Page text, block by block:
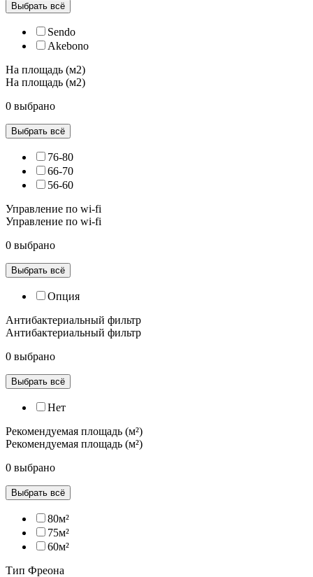
Выбрать всё
Sendo
Akebono
На площадь (м2)
На площадь (м2)
0 выбрано
Выбрать всё
76-80
66-70
56-60
Управление по wi-fi
Управление по wi-fi
0 выбрано
Выбрать всё
Опция
Антибактериальный фильтр
Антибактериальный фильтр
0 выбрано
Выбрать всё
Нет
Рекомендуемая площадь (м²)
Рекомендуемая площадь (м²)
0 выбрано
Выбрать всё
80м²
75м²
60м²
Тип Фреона